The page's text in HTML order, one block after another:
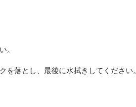
。
を落とし、最後に水拭きしてください。